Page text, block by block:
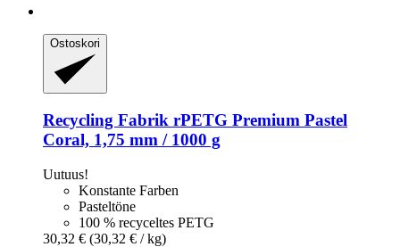
Ostoskori
Recycling Fabrik rPETG Premium Pastel
Coral, 1,75 mm / 1000 g
Uutuus!
Konstante Farben
Pasteltöne
100 % recyceltes PETG
30,32 € (30,32 € / kg)